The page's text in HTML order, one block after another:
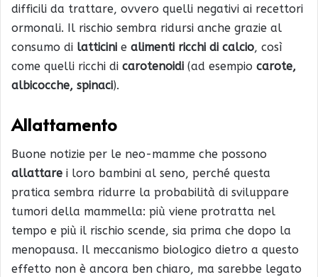
difficili da trattare, ovvero quelli negativi ai recettori
ormonali. Il rischio sembra ridursi anche grazie al
consumo di latticini e alimenti ricchi di calcio, così
come quelli ricchi di carotenoidi (ad esempio carote,
albicocche, spinaci).
Allattamento
Buone notizie per le neo-mamme che possono
allattare i loro bambini al seno, perché questa
pratica sembra ridurre la probabilità di sviluppare
tumori della mammella: più viene protratta nel
tempo e più il rischio scende, sia prima che dopo la
menopausa. Il meccanismo biologico dietro a questo
effetto non è ancora ben chiaro, ma sarebbe legato